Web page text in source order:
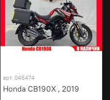
арт. 045474
Honda CB190X , 2019